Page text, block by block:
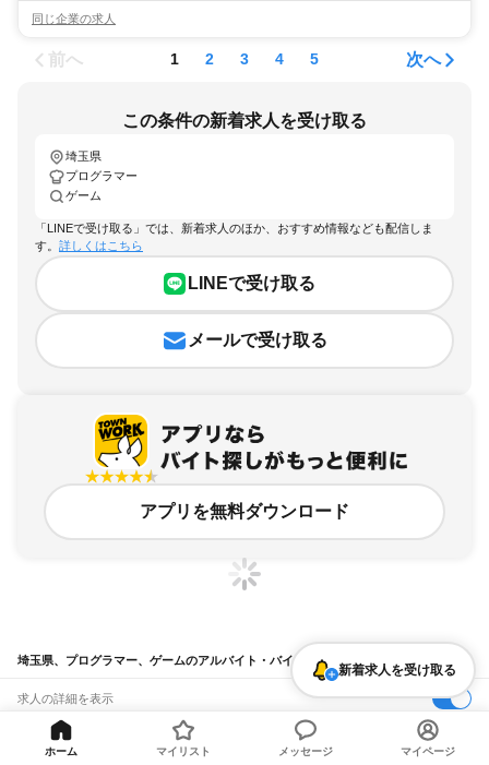
同じ企業の求人
前へ 1 2 3 4 5 次へ
この条件の新着求人を受け取る
埼玉県
プログラマー
ゲーム
「LINEで受け取る」では、新着求人のほか、おすすめ情報なども配信しま
す。 詳しくはこちら
LINEで受け取る
メールで受け取る
アプリを無料ダウンロード
埼玉県、プログラマー、ゲームのアルバイト・バイト求人情報
求人の詳細を表示
条件を追加・変更して検索
新着求人を受け取る
ホーム マイリスト メッセージ マイページ